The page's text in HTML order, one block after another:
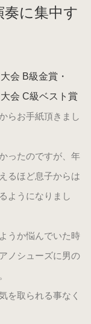
に集中す
会 B級金賞・
会 C級ベスト賞
らお手紙頂きまし
ったのですが、年
るほど息子からは
ようになりまし
うか悩んでいた時
ノシューズに男の
を取られる事なく